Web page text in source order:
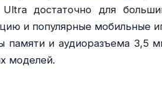
достаточно для
и популярные мобильные
памяти и аудиоразъема 3,5
моделей.